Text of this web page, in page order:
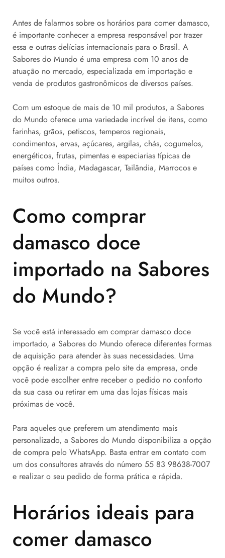
Antes de falarmos sobre os horários para comer damasco,
é importante conhecer a empresa responsável por trazer
essa e outras delícias internacionais para o Brasil. A
Sabores do Mundo é uma empresa com 10 anos de
atuação no mercado, especializada em importação e
venda de produtos gastronômicos de diversos países.
Com um estoque de mais de 10 mil produtos, a Sabores
do Mundo oferece uma variedade incrível de itens, como
farinhas, grãos, petiscos, temperos regionais,
condimentos, ervas, açúcares, argilas, chás, cogumelos,
energéticos, frutas, pimentas e especiarias típicas de
países como Índia, Madagascar, Tailândia, Marrocos e
muitos outros.
Como comprar
damasco doce
importado na Sabores
do Mundo?
Se você está interessado em comprar damasco doce
importado, a Sabores do Mundo oferece diferentes formas
de aquisição para atender às suas necessidades. Uma
opção é realizar a compra pelo site da empresa, onde
você pode escolher entre receber o pedido no conforto
da sua casa ou retirar em uma das lojas físicas mais
próximas de você.
Para aqueles que preferem um atendimento mais
personalizado, a Sabores do Mundo disponibiliza a opção
de compra pelo WhatsApp. Basta entrar em contato com
um dos consultores através do número 55 83 98638-7007
e realizar o seu pedido de forma prática e rápida.
Horários ideais para
comer damasco